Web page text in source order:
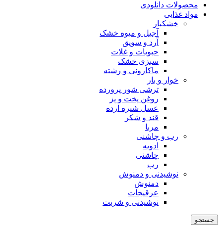
محصولات دانلودی
مواد غذایی
خشکبار
آجیل و میوه خشک
آرد و سویق
حبوبات و غلات
سبزی خشک
ماکارونی و رشته
خوار و بار
ترشی شور پرورده
روغن پخت و پز
عسل شیره ارده
قند و شکر
مربا
رب و چاشنی
ادویه
چاشنی
رب
نوشیدنی و دمنوش
دمنوش
عرقیجات
نوشیدنی و شربت
جستجو